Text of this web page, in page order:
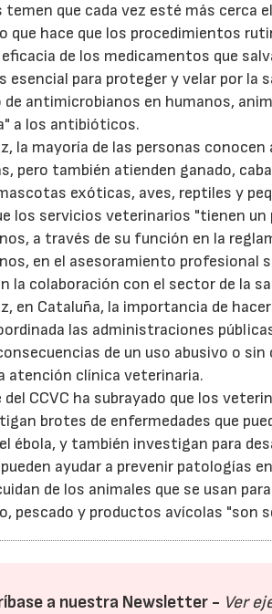
temen que cada vez esté más cerca
que hace que los procedimientos
de los medicamentos que
esencial para proteger y velar por la
de antimicrobianos en humanos,
a los antibióticos.
la mayoría de las personas
pero también atienden ganado,
exóticas, aves, reptiles y
los servicios veterinarios "tienen
a través de su función en la
en el asesoramiento profesional
la colaboración con el sector de la
en Cataluña, la importancia de
las administraciones
de un uso abusivo o
atención clínica veterinaria.
del CCVC ha subrayado que los
brotes de enfermedades que
ébola, y también investigan para
ayudar a prevenir patologías
de los animales que se usan
pescado y productos avícolas "son
a nuestra Newsletter - Ver